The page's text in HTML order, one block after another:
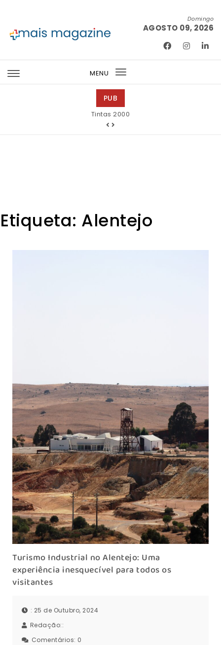
Domingo
AGOSTO 09, 2026
MENU
Toggle
PUB
Tintas 2000
Etiqueta: Alentejo
Turismo Industrial no Alentejo: Uma
experiência inesquecível para todos os
visitantes
: 25 de Outubro, 2024
Redação::
Comentários: 0